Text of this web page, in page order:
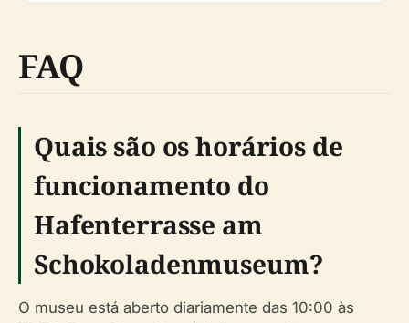
FAQ
Quais são os horários de
funcionamento do
Hafenterrasse am
Schokoladenmuseum?
O museu está aberto diariamente das 10:00 às